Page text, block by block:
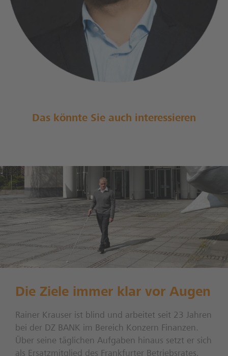
Das könnte Sie auch interessieren
Die Ziele immer klar vor Augen
Rainer Krauser ist blind und arbeitet seit 23 Jahren
bei der DZ BANK im Bereich Konzern Finanzen.
Über seine täglichen Aufgaben hinaus setzt er sich
als Ersatzmitglied des Frankfurter Betriebsrates,